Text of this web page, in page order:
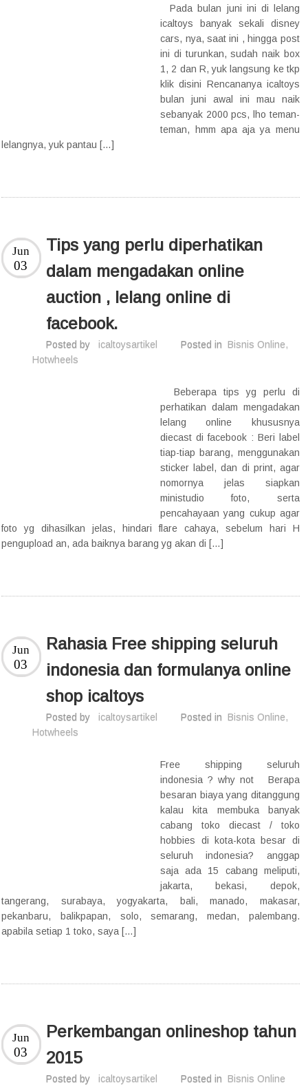
Pada bulan juni ini di lelang
icaltoys banyak sekali disney
cars, nya, saat ini , hingga post
ini di turunkan, sudah naik box
1, 2 dan R, yuk langsung ke tkp
klik disini Rencananya icaltoys
bulan juni awal ini mau naik
sebanyak 2000 pcs, lho teman-
teman, hmm apa aja ya menu
lelangnya, yuk pantau […]
Tips yang perlu diperhatikan
dalam mengadakan online
auction , lelang online di
facebook.
Jun
03
Posted by icaltoysartikel Posted in Bisnis Online,
Hotwheels
Beberapa tips yg perlu di
perhatikan dalam mengadakan
lelang online khususnya
diecast di facebook : Beri label
tiap-tiap barang, menggunakan
sticker label, dan di print, agar
nomornya jelas siapkan
ministudio foto, serta
pencahayaan yang cukup agar
foto yg dihasilkan jelas, hindari flare cahaya, sebelum hari H
pengupload an, ada baiknya barang yg akan di […]
Rahasia Free shipping seluruh
indonesia dan formulanya online
shop icaltoys
Jun
03
Posted by icaltoysartikel Posted in Bisnis Online,
Hotwheels
Free shipping seluruh
indonesia ? why not Berapa
besaran biaya yang ditanggung
kalau kita membuka banyak
cabang toko diecast / toko
hobbies di kota-kota besar di
seluruh indonesia? anggap
saja ada 15 cabang meliputi,
jakarta, bekasi, depok,
tangerang, surabaya, yogyakarta, bali, manado, makasar,
pekanbaru, balikpapan, solo, semarang, medan, palembang.
apabila setiap 1 toko, saya […]
Perkembangan onlineshop tahun
2015
Jun
03
Posted by icaltoysartikel Posted in Bisnis Online